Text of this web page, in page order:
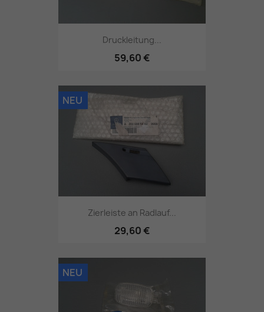
Druckleitung...
59,60 €
Zierleiste an Radlauf...
29,60 €
NEU
NEU